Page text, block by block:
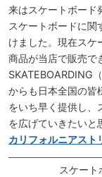
来はスケートボード
スケートボードに関
けました。現在スケ
商品が当店で販売で
SKATEBOARDING
からも日本全国の皆
をいち早く提供し、
を広げていきたいと
カリフォルニアスト
スケート